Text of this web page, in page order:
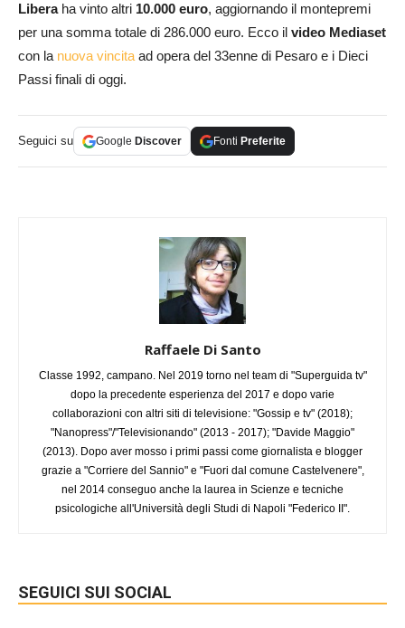
Liberaha vinto altri 10.000 euro, aggiornando il montepremi
per una somma totale di 286.000 euro. Ecco il video Mediaset
con la nuova vincitaad opera del 33enne di Pesaro e i Dieci
Passi finali di oggi.
Seguici su Google Discover Fonti Preferite
Raffaele Di Santo
Classe 1992, campano. Nel 2019 torno nel team di "Superguida tv"
dopo la precedente esperienza del 2017 e dopo varie
collaborazioni con altri siti di televisione: "Gossip e tv" (2018);
"Nanopress"/"Televisionando" (2013 - 2017); "Davide Maggio"
(2013). Dopo aver mosso i primi passi come giornalista e blogger
grazie a "Corriere del Sannio" e "Fuori dal comune Castelvenere",
nel 2014 conseguo anche la laurea in Scienze e tecniche
psicologiche all'Università degli Studi di Napoli "Federico II".
SEGUICI SUI SOCIAL